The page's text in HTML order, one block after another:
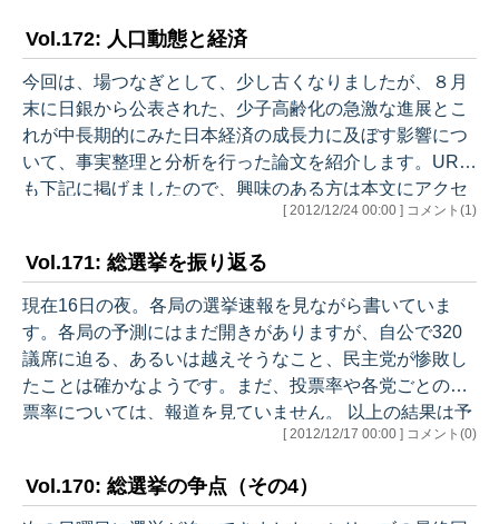
ど現職大統領が敗れる選挙もありました）。日本ととく
に中国との関係は大きく軋みました。世界経済も、欧州
の崩壊が深刻に心配され、新興市場国経済の好調さにも
変調がみられるなど、不安定な動きを続けました。…
Vol.172: 人口動態と経済
今回は、場つなぎとして、少し古くなりましたが、８月
末に日銀から公表された、少子高齢化の急激な進展とこ
れが中長期的にみた日本経済の成長力に及ぼす影響につ
いて、事実整理と分析を行った論文を紹介します。URL
も下記に掲げましたので、興味のある方は本文にアクセ
スしてみて下さい。なお、日銀は最近このテーマでもう
が、本件に深い関心を持っていることを窺い知ることが
できます。 この論文では、基本的な事実認識として「少
子高齢化が、予測を上回り続けるかたちで急激に進展し
た」と指摘します。そして、「バブル崩壊や不良債権問
題に直面する中で、少子高齢化の進展に対する…
[ 2012/12/24 00:00 ] コメント(1)
Vol.171: 総選挙を振り返る
現在16日の夜。各局の選挙速報を見ながら書いていま
す。各局の予測にはまだ開きがありますが、自公で320
議席に迫る、あるいは越えそうなこと、民主党が惨敗し
たことは確かなようです。まだ、投票率や各党ごとの得
票率については、報道を見ていません。 以上の結果は予
想された通りでした。郵政解散で小泉自民が圧勝した
バルがいなかったため、民主党はまだ再生に向けた余力
を残しましたが（そして現にその次の総選挙で政権を奪
[ 2012/12/17 00:00 ] コメント(0)
Vol.170: 総選挙の争点（その4）